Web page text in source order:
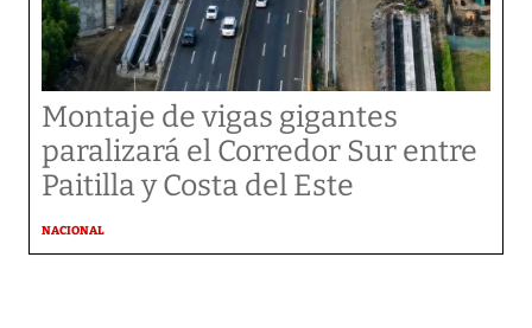
Montaje de vigas gigantes
paralizará el Corredor Sur entre
Paitilla y Costa del Este
NACIONAL